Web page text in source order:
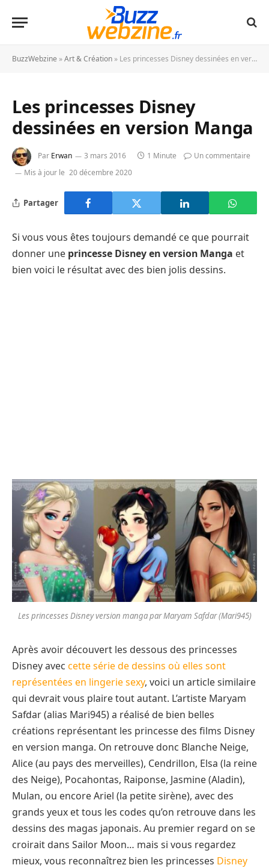
BuzzWebzine »Art & Création » Les princesses Disney dessinées en version Manga
Les princesses Disney
dessinées en version Manga
Par Erwan 3 mars 2016 1 Minute
Un commentaire
Mis à jour le 20 décembre 2020
Partager
Si vous vous êtes toujours demandé ce que pourrait
donner une princesse Disney en version Manga et
bien voici le résultat avec des bien jolis dessins.
Les princesses Disney version manga par Maryam Safdar (Mari945)
Après avoir découvert les dessous des princesses
Disney avec cette série de dessins où elles sont
représentées en lingerie sexy, voici un article similaire
qui devrait vous plaire tout autant. L’artiste Maryam
Safdar (alias Mari945) a réalisé de bien belles
créations représentant les princesse des films Disney
en version manga. On retrouve donc Blanche Neige,
Alice (au pays des merveilles), Cendrillon, Elsa (la reine
des Neige), Pocahontas, Raiponse, Jasmine (Aladin),
Mulan, ou encore Ariel (la petite sirène), avec des
grands yeux et tous les codes qu’on retrouve dans les
dessins des magas japonais. Au premier regard on se
croirait dans Sailor Moon… mais si vous regardez
mieux, vous reconnaîtrez bien les princesses Disney